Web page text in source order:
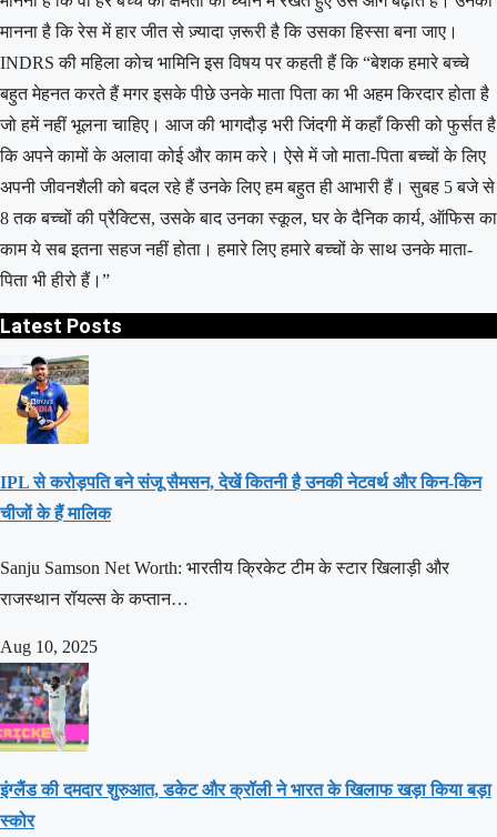
मानना है कि रेस में हार जीत से ज़्यादा ज़रूरी है कि उसका हिस्सा बना जाए।
INDRS की महिला कोच भामिनि इस विषय पर कहती हैं कि “बेशक हमारे बच्चे
बहुत मेहनत करते हैं मगर इसके पीछे उनके माता पिता का भी अहम किरदार होता है
जो हमें नहीं भूलना चाहिए। आज की भागदौड़ भरी जिंदगी में कहाँ किसी को फुर्सत है
कि अपने कामों के अलावा कोई और काम करे। ऐसे में जो माता-पिता बच्चों के लिए
अपनी जीवनशैली को बदल रहे हैं उनके लिए हम बहुत ही आभारी हैं। सुबह 5 बजे से
8 तक बच्चों की प्रैक्टिस, उसके बाद उनका स्कूल, घर के दैनिक कार्य, ऑफिस का
काम ये सब इतना सहज नहीं होता। हमारे लिए हमारे बच्चों के साथ उनके माता-
पिता भी हीरो हैं।”
Latest Posts
IPL से करोड़पति बने संजू सैमसन, देखें कितनी है उनकी नेटवर्थ और किन-किन
चीजों के हैं मालिक
Sanju Samson Net Worth: भारतीय क्रिकेट टीम के स्टार खिलाड़ी और
राजस्थान रॉयल्स के कप्तान…
Aug 10, 2025
इंग्लैंड की दमदार शुरुआत, डकेट और क्रॉली ने भारत के खिलाफ खड़ा किया बड़ा
स्कोर